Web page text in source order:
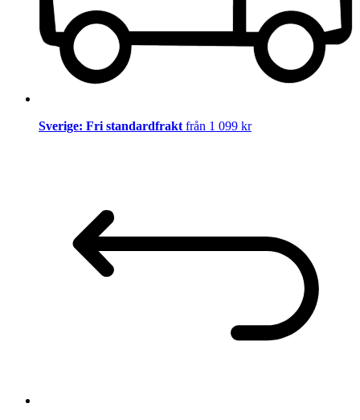
Sverige: Fri standardfrakt från 1 099 kr